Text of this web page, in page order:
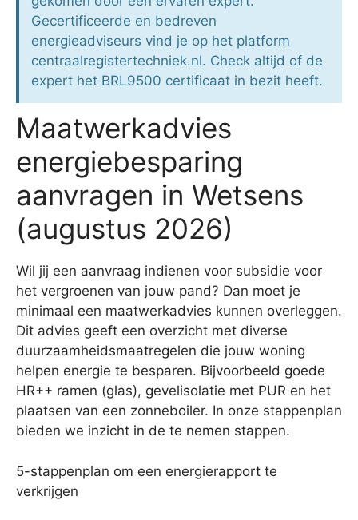
Gecertificeerde en bedreven
energieadviseurs vind je op het platform
centraalregistertechniek.nl. Check altijd of de
expert het BRL9500 certificaat in bezit heeft.
Maatwerkadvies
energiebesparing
aanvragen in Wetsens
(augustus 2026)
Wil jij een aanvraag indienen voor subsidie voor
het vergroenen van jouw pand? Dan moet je
minimaal een maatwerkadvies kunnen overleggen.
Dit advies geeft een overzicht met diverse
duurzaamheidsmaatregelen die jouw woning
helpen energie te besparen. Bijvoorbeeld goede
HR++ ramen (glas), gevelisolatie met PUR en het
plaatsen van een zonneboiler. In onze stappenplan
bieden we inzicht in de te nemen stappen.
5-stappenplan om een energierapport te
verkrijgen